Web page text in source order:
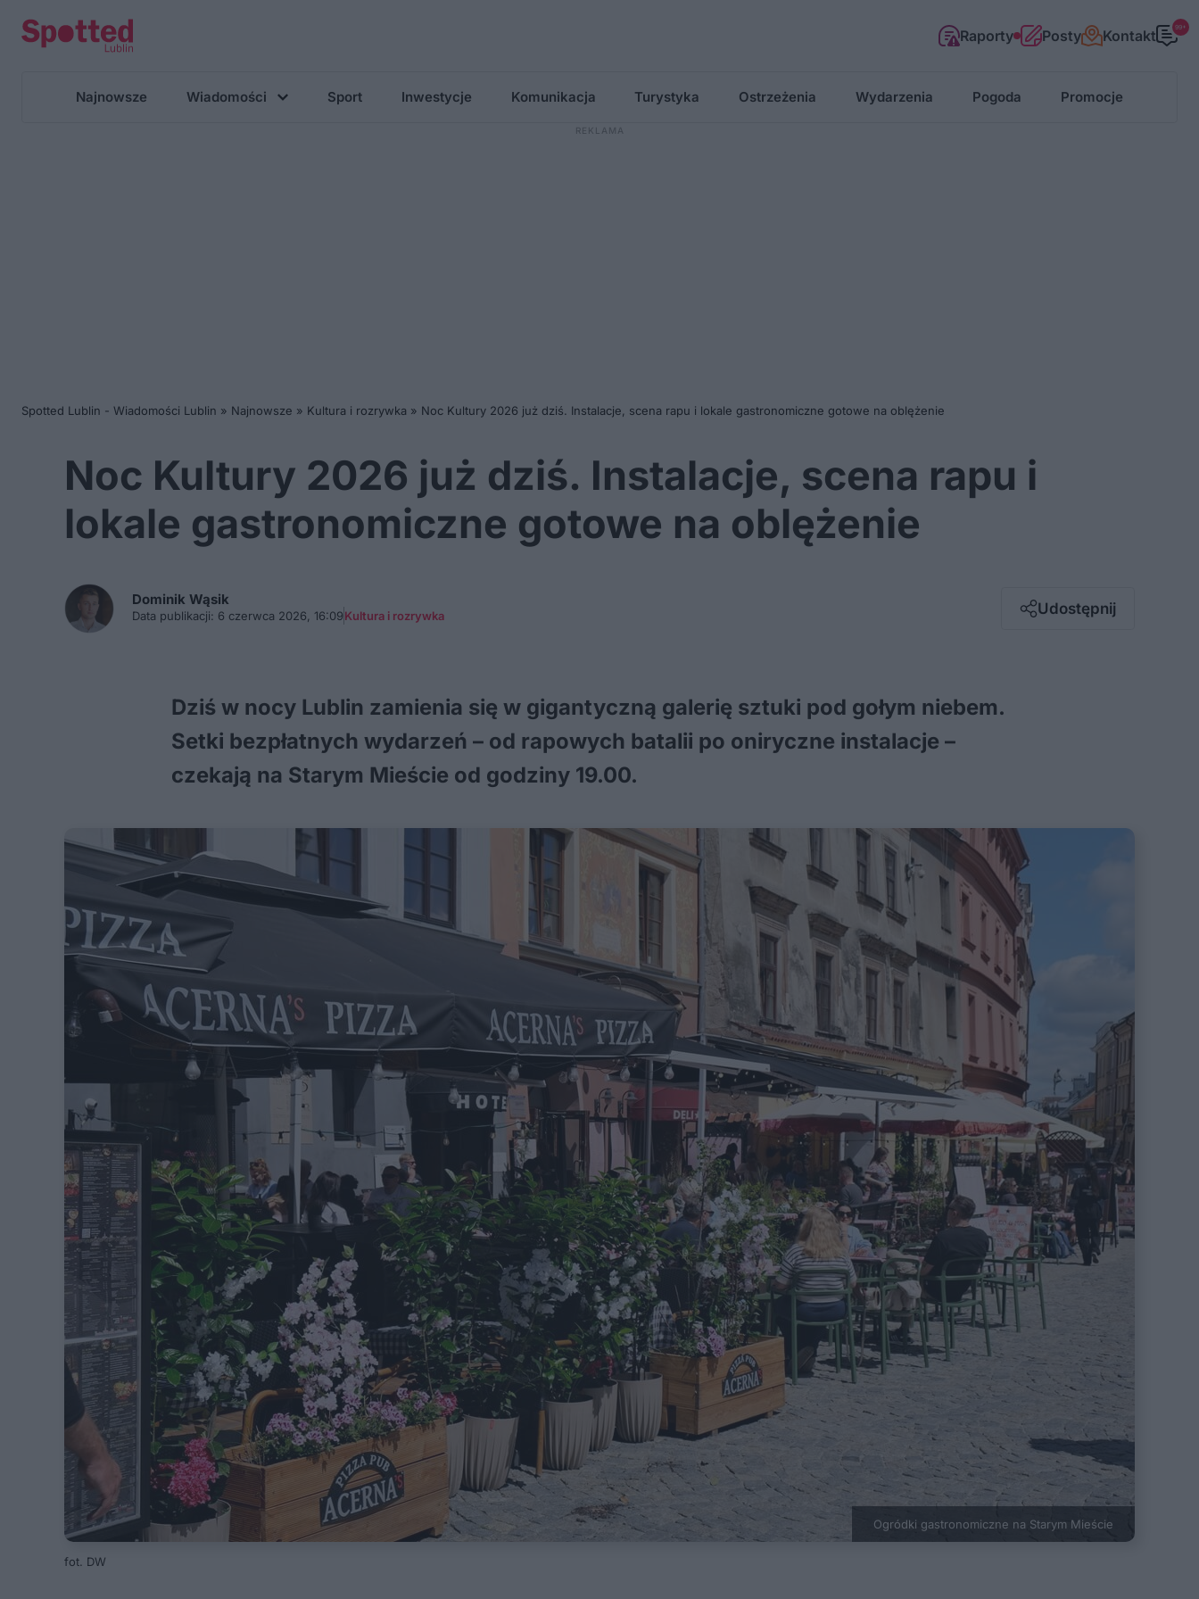
Raporty Posty Kontakt 99+
Najnowsze Wiadomości Sport Inwestycje Komunikacja Turystyka Ostrzeżenia Wydarzenia Pogoda Promocje
Spotted Lublin - Wiadomości Lublin » Najnowsze » Kultura i rozrywka » Noc Kultury 2026 już dziś. Instalacje, scena rapu i lokale gastronomiczne gotowe na oblężenie
Noc Kultury 2026 już dziś. Instalacje, scena rapu i
lokale gastronomiczne gotowe na oblężenie
Dominik Wąsik
Data publikacji: 6 czerwca 2026, 16:09Kultura i rozrywka Udostępnij
Messenger
Dziś w nocy Lublin zamienia się w gigantyczną galerię sztuki pod gołym niebem.
Setki bezpłatnych wydarzeń – od rapowych batalii po oniryczne instalacje –
czekają na Starym Mieście od godziny 19.00.
Ogródki gastronomiczne na Starym Mieście
fot. DW